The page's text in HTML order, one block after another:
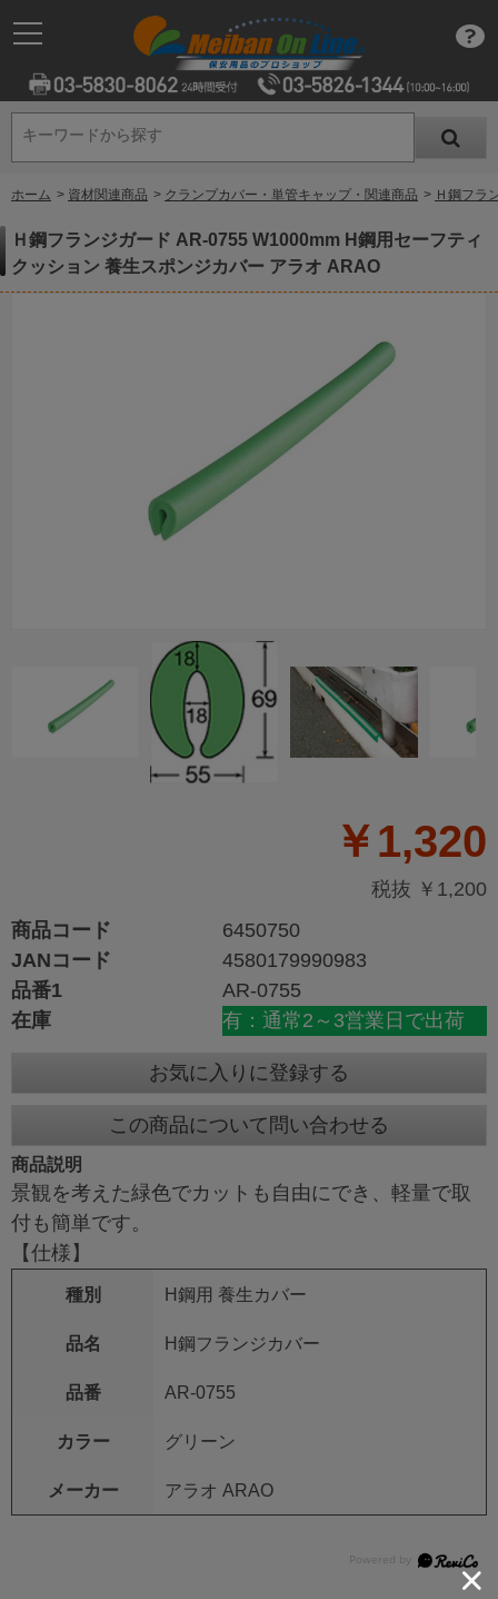
キーワードから探す
キーワードから探す
ホーム > 資材関連商品 > クランプカバー・単管キャップ・関連商品 > Ｈ鋼フラ
Ｈ鋼フランジガード AR-0755 W1000mm H鋼用セーフティ
クッション 養生スポンジカバー アラオ ARAO
￥1,320
税抜 ￥1,200
商品コード
6450750
JANコード
4580179990983
品番1
AR-0755
在庫
有：通常2～3営業日で出荷
お気に入りに登録する
この商品について問い合わせる
商品説明
景観を考えた緑色でカットも自由にでき、軽量で取
付も簡単です。
【仕様】
種別 H鋼用 養生カバー
品名 H鋼フランジカバー
品番 AR-0755
カラー グリーン
メーカー アラオ ARAO